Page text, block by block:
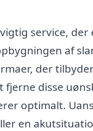
service,
af
der
disse
optimalt.
en